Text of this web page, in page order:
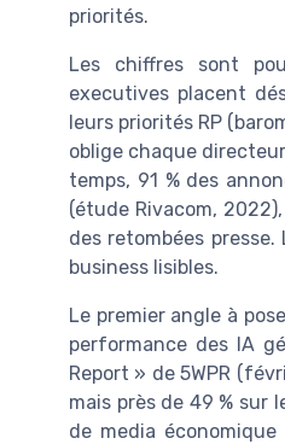
priorités.
Les chiffres sont
executives placent
leurs priorités RP
oblige chaque
temps, 91 % des
(étude Rivacom,
des retombées
business lisibles.
Le premier angle à
performance des IA
Report » de 5WPR
mais près de 49 % sur
de media